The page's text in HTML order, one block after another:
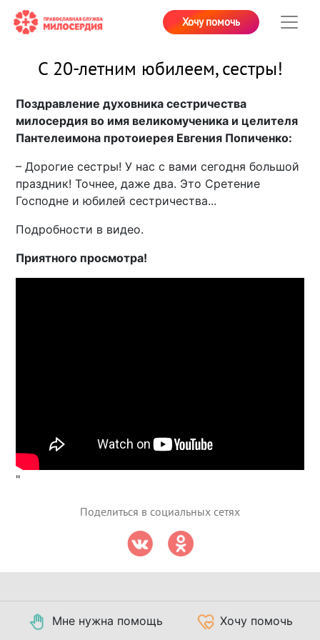
Хочу помочь
С 20-летним юбилеем, сестры!
Поздравление духовника сестричества
милосердия во имя великомученика и целителя
Пантелеимона протоиерея Евгения Попиченко:
– Дорогие сестры! У нас с вами сегодня большой
праздник! Точнее, даже два. Это Сретение
Господне и юбилей сестричества...
Подробности в видео.
Приятного просмотра!
"
Поделиться в социальных сетях
Мне нужна помощь Хочу помочь